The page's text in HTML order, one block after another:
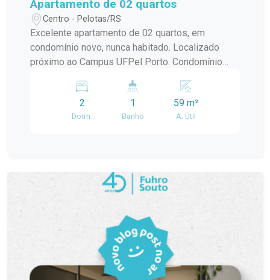
Apartamento de 02 quartos
Centro - Pelotas/RS
Excelente apartamento de 02 quartos, em
condomínio novo, nunca habitado. Localizado
próximo ao Campus UFPel Porto. Condomínio
câmeras, bombas d`agua, portaria e elevador.
OBS.: Vaga de garagem opcional com valor
adicional de R$250,00.
2
Dorm.
1
Banho
59 m²
A. Útil